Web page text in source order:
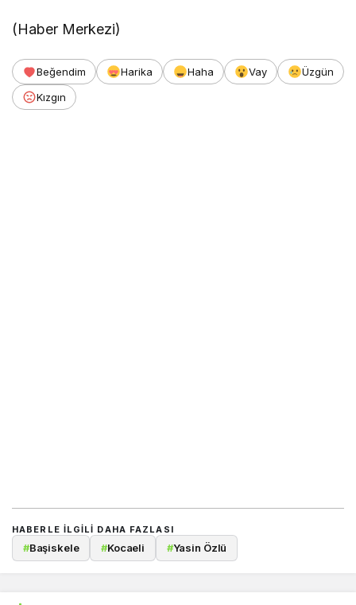
(Haber Merkezi)
Beğendim Harika Haha Vay
Üzgün
Kızgın
HABERLE ILGILI DAHA FAZLASI
#Başiskele #Kocaeli #Yasin Özlü